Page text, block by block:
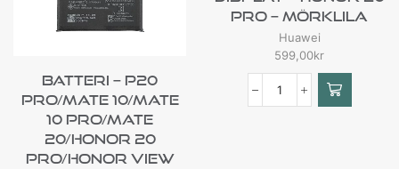
Batteri – P20
Pro/Mate 10/Mate
10 Pro/Mate
20/Honor 20
Pro/Honor View
Pro – Mörklila
Huawei
599,00kr